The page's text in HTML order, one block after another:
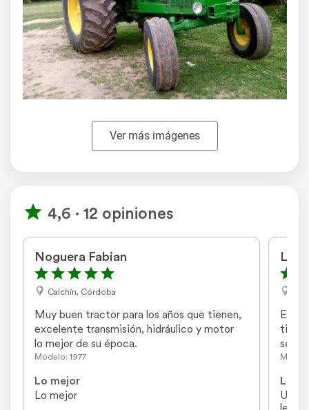
Ver más imágenes
4,6 · 12 opiniones
Noguera Fabian
Calchín, Córdoba
Muy buen tractor para los años que tienen,
excelente transmisión, hidráulico y motor
lo mejor de su época.
Modelo: 1977
Lo mejor
Lo mejor
Es
tiene
Lo
Un